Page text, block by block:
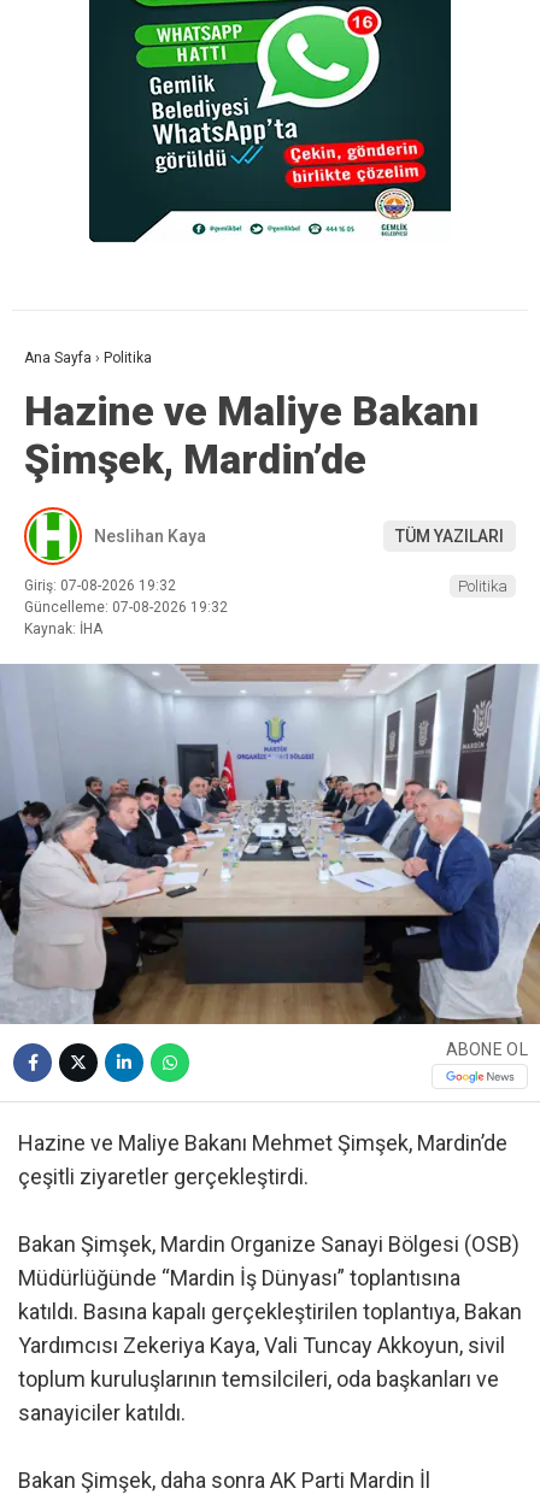
Ana Sayfa › Politika
Hazine ve Maliye Bakanı
Şimşek, Mardin’de
Neslihan Kaya TÜM YAZILARI
Giriş: 07-08-2026 19:32
Güncelleme: 07-08-2026 19:32
Kaynak: İHA
Politika
ABONE OL
Hazine ve Maliye Bakanı Mehmet Şimşek, Mardin’de
çeşitli ziyaretler gerçekleştirdi.
Bakan Şimşek, Mardin Organize Sanayi Bölgesi (OSB)
Müdürlüğünde “Mardin İş Dünyası” toplantısına
katıldı. Basına kapalı gerçekleştirilen toplantıya, Bakan
Yardımcısı Zekeriya Kaya, Vali Tuncay Akkoyun, sivil
toplum kuruluşlarının temsilcileri, oda başkanları ve
sanayiciler katıldı.
Bakan Şimşek, daha sonra AK Parti Mardin İl